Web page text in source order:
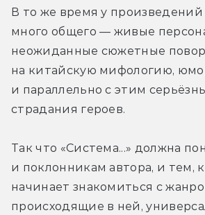
В то же время у
много общего — живые
неожиданные сюжетные
на китайскую мифологию,
и параллельно с этим
страдания героев.
Так что «Система...» должна
и поклонникам автора, и тем,
начинает знакомиться с
происходящие в ней,